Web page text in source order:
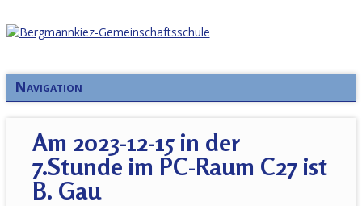
Navigation
Am 2023-12-15 in der
7.Stunde im PC-Raum C27 ist
B. Gau